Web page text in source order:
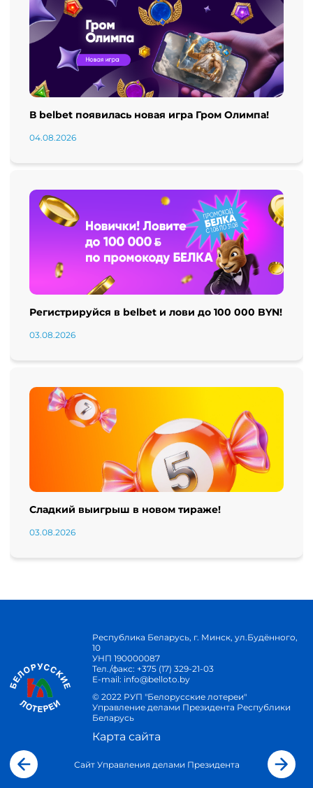
В belbet появилась новая игра Гром Олимпа!
04.08.2026
Регистрируйся в belbet и лови до 100 000 BYN!
03.08.2026
Сладкий выигрыш в новом тираже!
03.08.2026
Республика Беларусь, г. Минск, ул.Будённого,
10
УНП 190000087
Тел./факс: +375 (17) 329-21-03
E-mail: info@belloto.by
© 2022 РУП "Белорусские лотереи"
Управление делами Президента Республики
Беларусь
Карта сайта
Сайт Управления делами Президента